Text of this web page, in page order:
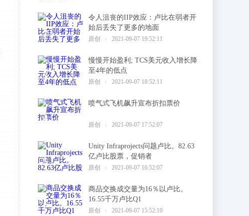
令人沮丧的IIP效应：卢比在弱者开
始后丢失了更多的地面
原创 2021-09-07 19:52:11
2
慢慢开始盈利; TCS美元收入增长降
至4年的低点
原创 2021-09-07 18:52:11
3
喷气式飞机飙升宣布折扣票价
原创 2021-09-07 17:52:07
4
Unity Infraprojects问题卢比。82.63
亿卢比股票，促销者
原创 2021-09-07 16:52:07
5
商品交换成交量为16％以卢比。
16.55千万卢比Q1
原创 2021-09-07 15:52:10
6